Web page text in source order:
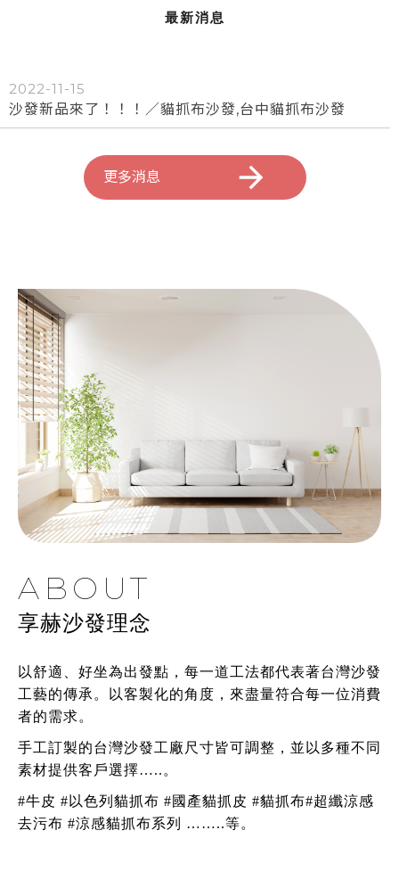
最新消息
2022-11-15
沙發新品來了！！！／貓抓布沙發,台中貓抓布沙發
更多消息
台中沙發工廠
西屯區沙發工廠
北屯區沙發工廠
手工沙發工廠
ABOUT
享赫沙發理念
以舒適、好坐為出發點，每一道工法都代表著台灣沙發
工藝的傳承。以客製化的角度，來盡量符合每一位消費
者的需求。
手工訂製的台灣沙發工廠尺寸皆可調整，並以多種不同
素材提供客戶選擇…..。
#牛皮 #以色列貓抓布 #國產貓抓皮 #貓抓布#超纖涼感
去污布 #涼感貓抓布系列 ……..等。